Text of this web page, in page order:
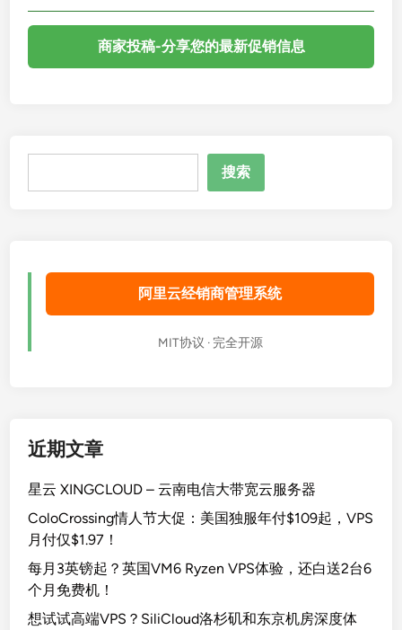
商家投稿-分享您的最新促销信息
搜索
阿里云经销商管理系统
MIT协议 · 完全开源
近期文章
星云 XINGCLOUD – 云南电信大带宽云服务器
ColoCrossing情人节大促：美国独服年付$109起，VPS
月付仅$1.97！
每月3英镑起？英国VM6 Ryzen VPS体验，还白送2台6
个月免费机！
想试试高端VPS？SiliCloud洛杉矶和东京机房深度体